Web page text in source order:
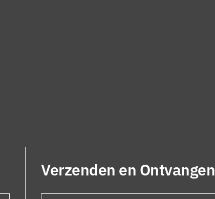
Verzenden en Ontvangen